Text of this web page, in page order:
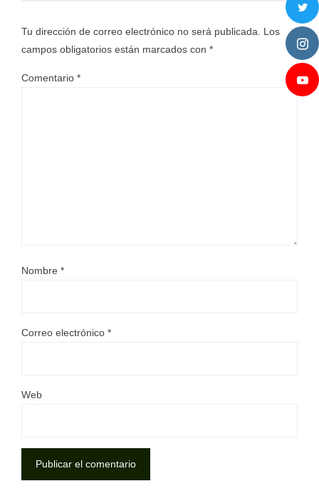
Tu dirección de correo electrónico no será publicada.
Los
campos obligatorios están marcados con *
Comentario *
Nombre *
Correo electrónico *
Web